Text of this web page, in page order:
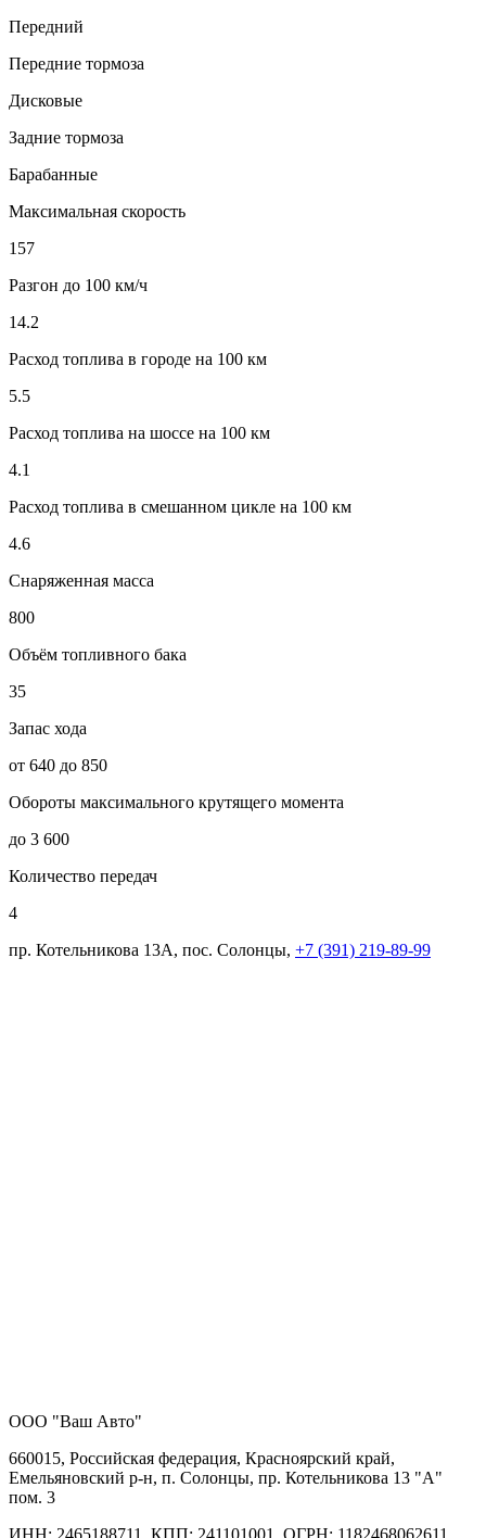
Передний
Передние тормоза
Дисковые
Задние тормоза
Барабанные
Максимальная скорость
157
Разгон до 100 км/ч
14.2
Расход топлива в городе на 100 км
5.5
Расход топлива на шоссе на 100 км
4.1
Расход топлива в смешанном цикле на 100 км
4.6
Снаряженная масса
800
Объём топливного бака
35
Запас хода
от 640 до 850
Обороты максимального крутящего момента
до 3 600
Количество передач
4
пр. Котельникова 13А, пос. Солонцы, +7 (391) 219-89-99
ООО "Ваш Авто"
660015, Российская федерация, Красноярский край,
Емельяновский р-н, п. Солонцы, пр. Котельникова 13 "А"
пом. 3
ИНН: 2465188711, КПП: 241101001, ОГРН: 1182468062611